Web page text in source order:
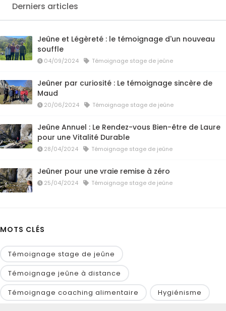
Derniers articles
Jeûne et Légèreté : le témoignage d'un nouveau
souffle
04/09/2024 Témoignage stage de jeûne
Jeûner par curiosité : Le témoignage sincère de
Maud
20/06/2024 Témoignage stage de jeûne
Jeûne Annuel : Le Rendez-vous Bien-être de Laure
pour une Vitalité Durable
28/04/2024 Témoignage stage de jeûne
Jeûner pour une vraie remise à zéro
25/04/2024 Témoignage stage de jeûne
MOTS CLÉS
Témoignage stage de jeûne
Témoignage jeûne à distance
Témoignage coaching alimentaire
Hygiénisme